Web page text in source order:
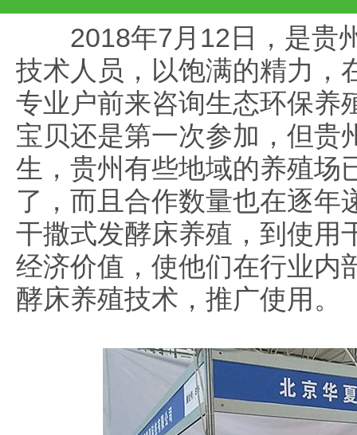
2018年7月12日，是贵
技术人员，以饱满的精力，
专业户前来咨询生态环保养
宝贝还是第一次参加，但贵
生，贵州有些地域的养殖场
了，而且合作数量也在逐年
干撒式发酵床养殖，到使用
经济价值，使他们在行业内
酵床养殖技术，推广使用。